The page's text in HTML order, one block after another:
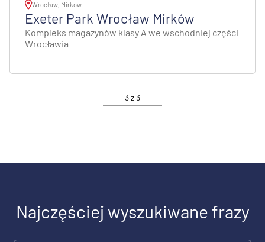
Wrocław, Mirkow
Exeter Park Wrocław Mirków
Kompleks magazynów klasy A we wschodniej części
Wrocławia
3z3
Najczęściej wyszukiwane frazy